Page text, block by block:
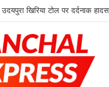
उदयपुरा खिरिया टोल पर दर्दनाक